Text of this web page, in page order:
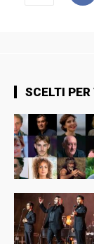
SCELTI PER